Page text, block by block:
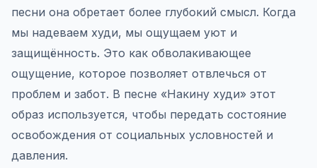
песни она обретает более глубокий смысл. Когда
мы надеваем худи, мы ощущаем уют и
защищённость. Это как обволакивающее
ощущение, которое позволяет отвлечься от
проблем и забот. В песне «Накину худи» этот
образ используется, чтобы передать состояние
освобождения от социальных условностей и
давления.